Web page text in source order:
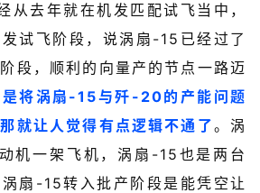
从去年就在机发匹配试飞当中，
试飞阶段，说涡扇-15已经过了
段，顺利的向量产的节点一路迈
将涡扇-15与歼-20的产能问题
就让人觉得有点逻辑不通了。涡
机一架飞机，涡扇-15也是两台
扇-15转入批产阶段是能凭空让